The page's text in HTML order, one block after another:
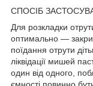
СПОСІБ
Для розкладки
оптимально ―
поїдання отрути
ліквідації мишей
один від одного,
ємності повинно